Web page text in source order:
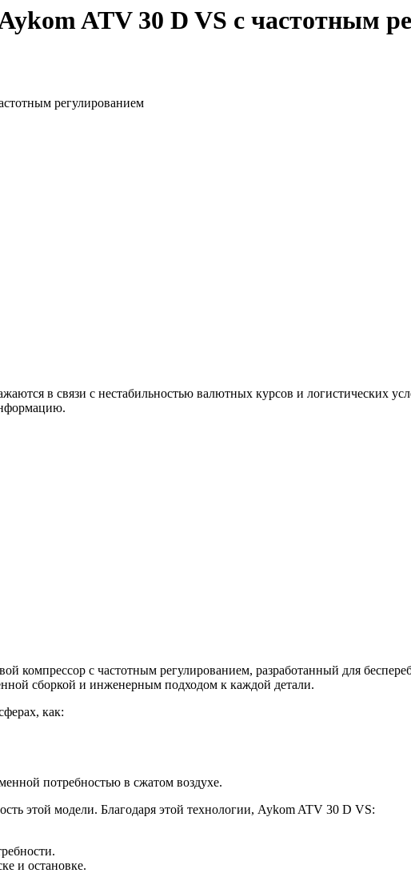
ATV 30 D VS с частотным
регулированием
в связи с нестабильностью валютных курсов и логистических
с частотным регулированием, разработанный для
сборкой и инженерным подходом к каждой детали.
как:
потребностью в сжатом воздухе.
этой модели. Благодаря этой технологии, Aykom ATV 30 D VS:
и остановке.